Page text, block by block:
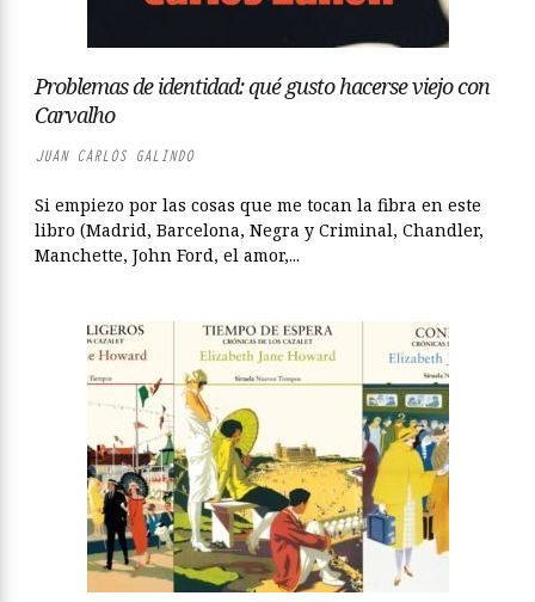
Problemas de identidad: qué gusto hacerse viejo con
Carvalho
JUAN CARLOS GALINDO
Si empiezo por las cosas que me tocan la fibra en este
libro (Madrid, Barcelona, Negra y Criminal, Chandler,
Manchette, John Ford, el amor,...